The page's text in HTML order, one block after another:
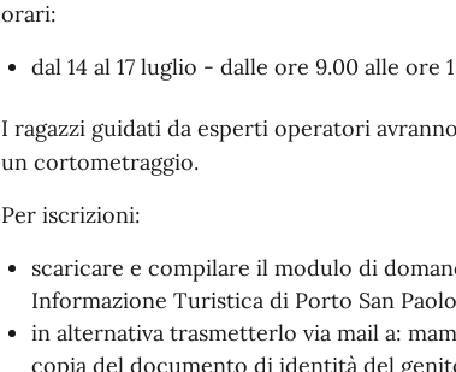
orari:
dal 14 al 17 luglio - dalle ore 9.00 alle ore
I ragazzi guidati da esperti operatori
un cortometraggio.
Per iscrizioni:
scaricare e compilare il modulo di
Informazione Turistica di Porto San
in alternativa trasmetterlo via mail a:
copia del documento di identità del